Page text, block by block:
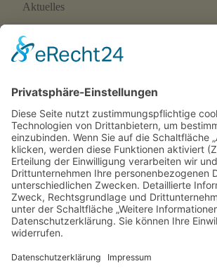
Aktuelles
Neue Eltern-Kind-Turnstunde ab September 2026
Wir suchen Trainer*innen!
SFH-News 171 · 01/26
SFH-News 170 · 04/25
Rechtliches
Impressum
Datenschutzerklärung